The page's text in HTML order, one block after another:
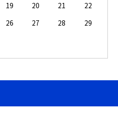
19 20 21
22
26 27 28
29